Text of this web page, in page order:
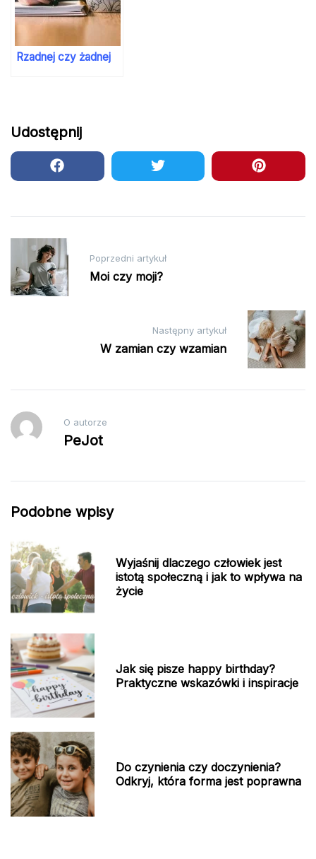
Rzadnej czy żadnej
Udostępnij
Nawigacja
wpisu
Poprzedni artykuł
Moi czy moji?
Następny artykuł
W zamian czy wzamian
O autorze
PeJot
Podobne wpisy
Wyjaśnij dlaczego człowiek jest
istotą społeczną i jak to wpływa na
życie
Jak się pisze happy birthday?
Praktyczne wskazówki i inspiracje
Do czynienia czy doczynienia?
Odkryj, która forma jest poprawna